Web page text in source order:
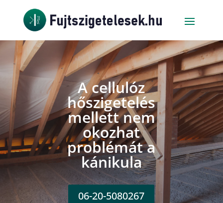
A cellulóz
hőszigetelés
mellett nem
okozhat
problémát a
kánikula
06-20-5080267